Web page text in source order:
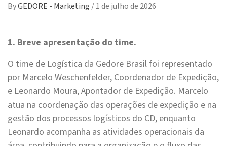
ByGEDORE - Marketing /1 de julho de 2026
1. Breve apresentação do time.
O time de Logística da Gedore Brasil foi representado
por Marcelo Weschenfelder, Coordenador de Expedição,
e Leonardo Moura, Apontador de Expedição. Marcelo
atua na coordenação das operações de expedição e na
gestão dos processos logísticos do CD, enquanto
Leonardo acompanha as atividades operacionais da